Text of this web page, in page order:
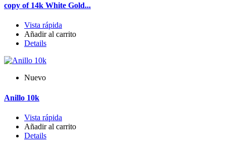
copy of 14k White Gold...
Vista rápida
Añadir al carrito
Details
Nuevo
Anillo 10k
Vista rápida
Añadir al carrito
Details